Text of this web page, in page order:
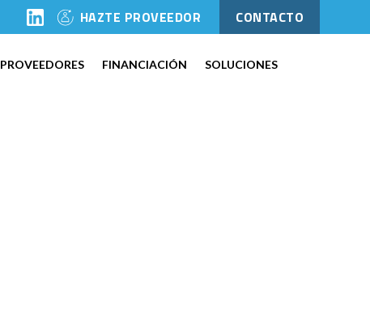
HAZTE PROVEEDOR CONTACTO
PROVEEDORES FINANCIACIÓN SOLUCIONES